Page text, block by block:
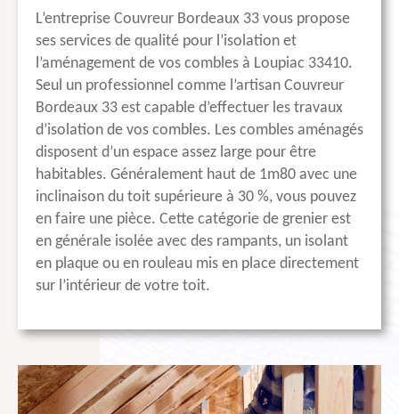
L’entreprise Couvreur Bordeaux 33 vous propose
ses services de qualité pour l’isolation et
l’aménagement de vos combles à Loupiac 33410.
Seul un professionnel comme l’artisan Couvreur
Bordeaux 33 est capable d’effectuer les travaux
d’isolation de vos combles. Les combles aménagés
disposent d’un espace assez large pour être
habitables. Généralement haut de 1m80 avec une
inclinaison du toit supérieure à 30 %, vous pouvez
en faire une pièce. Cette catégorie de grenier est
en générale isolée avec des rampants, un isolant
en plaque ou en rouleau mis en place directement
sur l’intérieur de votre toit.